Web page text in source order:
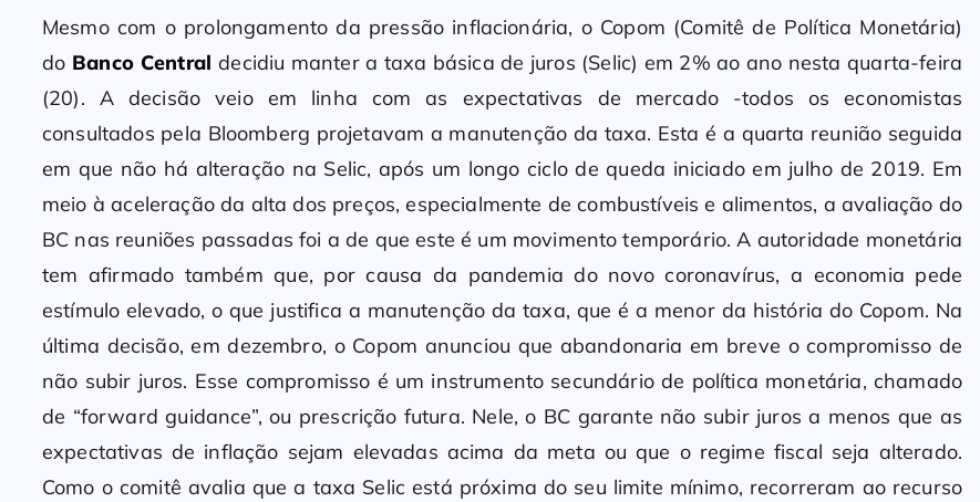
Mesmo com o prolongamento da pressão inflacionária, o Copom (Comitê de Política Monetária)
do Banco Central decidiu manter a taxa básica de juros (Selic) em 2% ao ano nesta quarta-feira
(20). A decisão veio em linha com as expectativas de mercado -todos os economistas
consultados pela Bloomberg projetavam a manutenção da taxa. Esta é a quarta reunião seguida
em que não há alteração na Selic, após um longo ciclo de queda iniciado em julho de 2019. Em
meio à aceleração da alta dos preços, especialmente de combustíveis e alimentos, a avaliação do
BC nas reuniões passadas foi a de que este é um movimento temporário. A autoridade monetária
tem afirmado também que, por causa da pandemia do novo coronavírus, a economia pede
estímulo elevado, o que justifica a manutenção da taxa, que é a menor da história do Copom. Na
última decisão, em dezembro, o Copom anunciou que abandonaria em breve o compromisso de
não subir juros. Esse compromisso é um instrumento secundário de política monetária, chamado
de “forward guidance”, ou prescrição futura. Nele, o BC garante não subir juros a menos que as
expectativas de inflação sejam elevadas acima da meta ou que o regime fiscal seja alterado.
Como o comitê avalia que a taxa Selic está próxima do seu limite mínimo, recorreram ao recurso